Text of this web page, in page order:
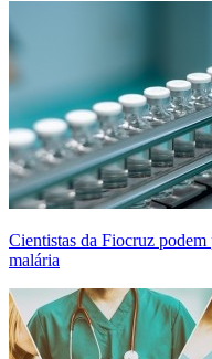
Cientistas da Fiocruz
malária